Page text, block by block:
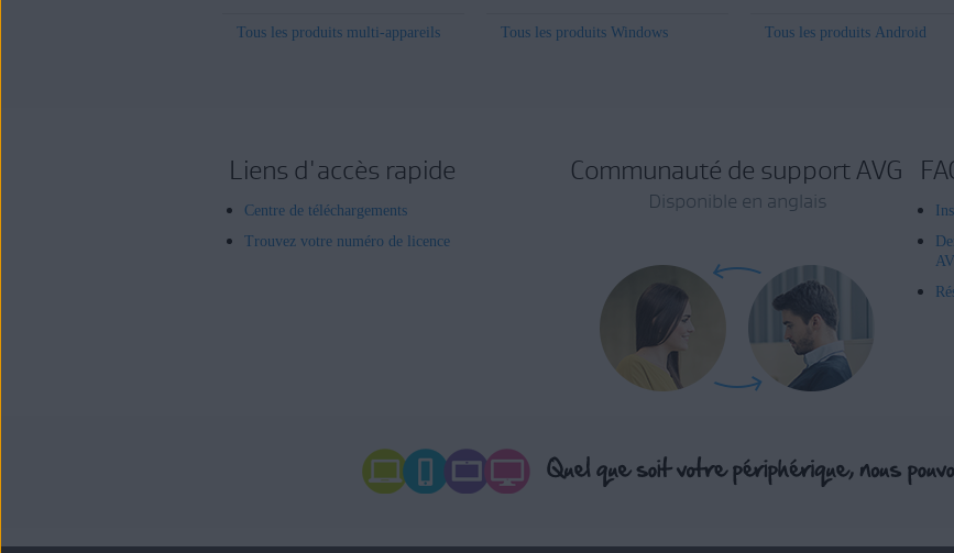
Tous les produits multi-appareils Tous les produits Windows Tous les produits Android
Liens d'accès rapide
Centre de téléchargements
Trouvez votre numéro de licence
Communauté de support AVG
Disponible en anglais